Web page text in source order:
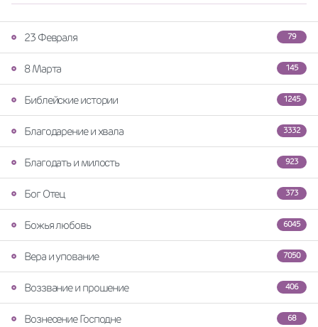
79
23 Февраля
145
8 Марта
1245
Библейские истории
3332
Благодарение и хвала
923
Благодать и милость
373
Бог Отец
6045
Божья любовь
7050
Вера и упование
406
Воззвание и прошение
68
Вознесение Господне